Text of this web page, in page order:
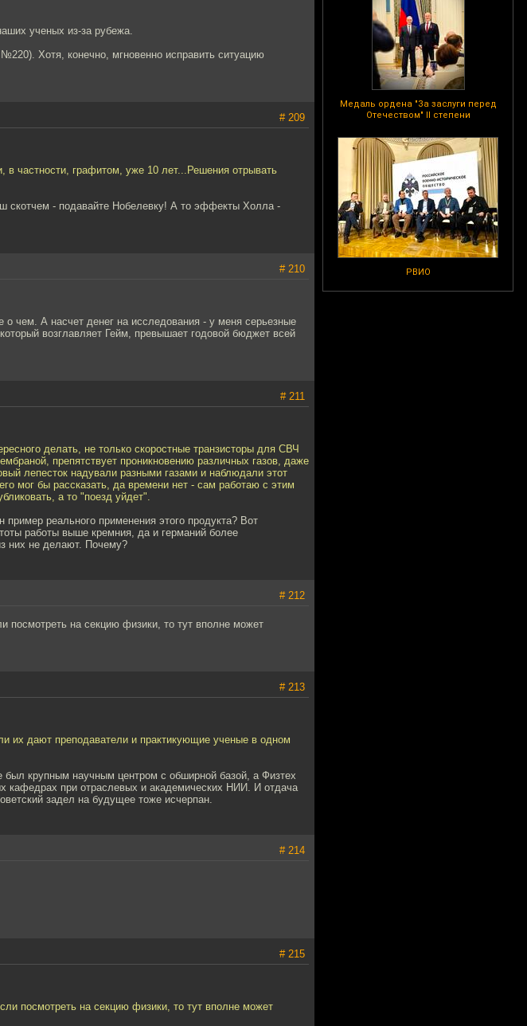
Медаль ордена "За заслуги перед
Отечеством" II степени
РВИО
ученых из-за рубежа.
Хотя, конечно, мгновенно исправить ситуацию
# 209
в частности, графитом, уже 10 лет...Решения отрывать
скотчем - подавайте Нобелевку! А то эффекты Холла -
# 210
о чем. А насчет денег на исследования - у меня серьезные
возглавляет Гейм, превышает годовой бюджет всей
# 211
делать, не только скоростные транзисторы для СВЧ
препятствует проникновению различных газов, даже
лепесток надували разными газами и наблюдали этот
мог бы рассказать, да времени нет - сам работаю с этим
а то "поезд уйдет".
реального применения этого продукта? Вот
работы выше кремния, да и германий более
них не делают. Почему?
# 212
посмотреть на секцию физики, то тут вполне может
# 213
их дают преподаватели и практикующие ученые в одном
крупным научным центром с обширной базой, а Физтех
кафедрах при отраслевых и академических НИИ. И отдача
задел на будущее тоже исчерпан.
# 214
# 215
посмотреть на секцию физики, то тут вполне может